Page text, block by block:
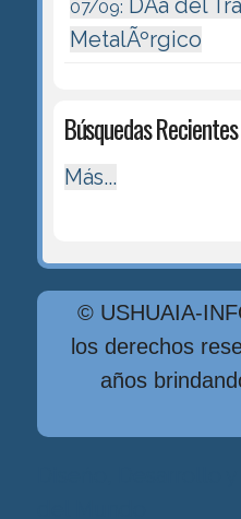
07/09: DÃ­a del
MetalÃºrgico
Búsquedas Recientes
Más...
© USHUAIA-
los derechos
años